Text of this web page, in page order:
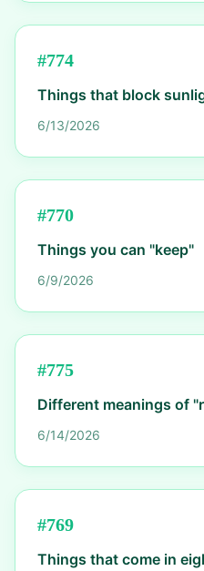
#774
Things that block
6/13/2026
#770
Things you can "keep"
6/9/2026
#775
Different meanings of
6/14/2026
#769
Things that come in